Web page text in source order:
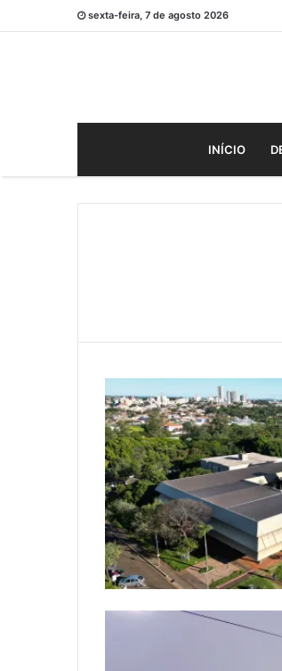
sexta-feira, 7 de agosto 2026
INÍCIO